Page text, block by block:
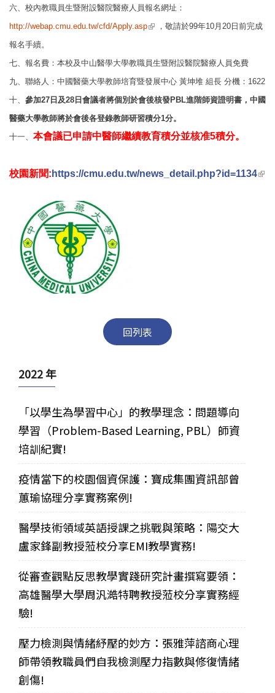
六、校內教職員生暨附設醫院醫療人員報名網址：
http://webap.cmu.edu.tw/cfd/Apply.asp
(link is external)
，敬請於99年10月20日前完成
報名手續。
七、報名費：本校及中山醫學大學教職員生暨附設醫院醫療人員免費
九、聯絡人：中國醫藥大學教師培育暨發展中心 黃坤堆 組長 分機：1622
十、 參加27日及28日會議者將個別於會後核發PBL進階師資證明書，中國
醫藥大學教師將於會後各登錄教師研習積分1分。
十一、 本會議已申請中醫師繼續教育積分並核准5積分。
校園新聞: https://cmu.edu.tw/news_detail.php?id=1134
回列表
2022 年
「以學生為學習中心」的教學理念：問題導向
學習（Problem-Based Learning, PBL）師資
培訓紀實!
疫情當下的校園個資保護：寶成集團資訊部曾
蕙瑜協理分享實務案例!
醫學技術領域英語授課之挑戰與策略：陽交大
盧家鋒副教授蒞校分享EMI教學實務!
從審查觀點反思教學實踐研究計畫撰寫要領：
高雄醫學大學周汎澔特聘教授蒞校分享實務經
驗!
壓力檢測與情緒紓壓的妙方：張雅萍諮商心理
師帶領教職員們自我檢測壓力指數與修復情緒
創傷!